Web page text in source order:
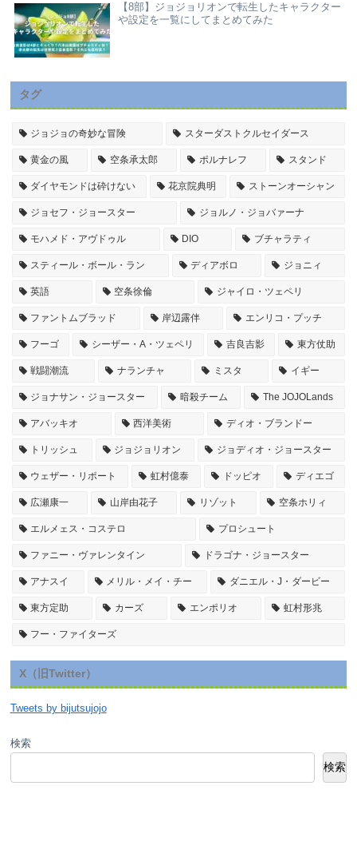
【8部】ジョジョリオンで転生したキャラクター
や設定を一覧にしてまとめてみた
タグ
ジョジョの奇妙な冒険 スターダストクルセイダース
黄金の風 空条承太郎 ポルナレフ スタンド
ダイヤモンドは砕けない 花京院典明 ストーンオーシャン
ジョセフ・ジョースター ジョルノ・ジョバァーナ
モハメド・アヴドゥル DIO ブチャラティ
スティール・ボール・ラン ディアボロ ジョニィ
英語 空条徐倫 ジャイロ・ツェペリ
ファントムブラッド 岸辺露伴 エンリコ・プッチ
フーゴ シーザー・A・ツェペリ 吉良吉影 東方仗助
戦闘潮流 ナランチャ ミスタ イギー
ジョナサン・ジョースター 暗殺チーム The JOJOLands
アバッキオ 西洋美術 ディオ・ブランドー
トリッシュ ジョジョリオン ジョディオ・ジョースター
ウェザー・リポート 虹村億泰 ドッピオ ディエゴ
広瀬康一 山岸由花子 リゾット 空条ホリィ
エルメェス・コステロ プロシュート
ファニー・ヴァレンタイン ドラゴナ・ジョースター
アナスイ メリル・メイ・チー ダニエル・J・ダービー
東方定助 カーズ エンポリオ 虹村形兆
フー・ファイターズ
X（旧Twitter）
Tweets by bijutsujojo
検索
検索